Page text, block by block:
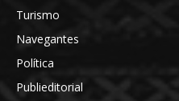
Turismo
Navegantes
Política
Publieditorial